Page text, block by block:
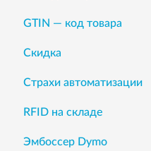
GTIN — код товара
Скидка
Страхи автоматизации
RFID на складе
Эмбоссер Dymo